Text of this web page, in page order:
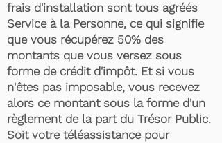
frais d'installation sont tous agréés
Service à la Personne, ce qui signifie
que vous récupérez 50% des
montants que vous versez sous
forme de crédit d'impôt. Et si vous
n'êtes pas imposable, vous recevez
alors ce montant sous la forme d'un
règlement de la part du Trésor Public.
Soit votre téléassistance pour